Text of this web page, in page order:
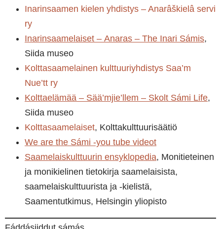
Inarinsaamen kielen yhdistys – Anarâškielâ servi
ry
Inarinsaamelaiset – Anaras – The Inari Sámis,
Siida museo
Kolttasaamelainen kulttuuriyhdistys Saa’m
Nue’tt ry
Kolttaelämää – Sää’mjie’llem – Skolt Sámi Life,
Siida museo
Kolttasaamelaiset, Kolttakulttuurisäätiö
We are the Sámi -you tube videot
Saamelaiskulttuurin ensyklopedia, Monitieteinen
ja monikielinen tietokirja saamelaisista,
saamelaiskulttuurista ja -kielistä,
Saamentutkimus, Helsingin yliopisto